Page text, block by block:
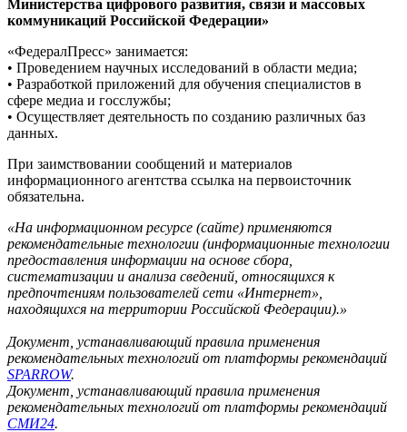
Министерства цифрового развития, связи и массовых
коммуникаций Российской Федерации»
«ФедералПресс» занимается:
• Проведением научных исследований в области медиа;
• Разработкой приложений для обучения специалистов в
сфере медиа и госслужбы;
• Осуществляет деятельность по созданию различных баз
данных.
При заимствовании сообщений и материалов
информационного агентства ссылка на первоисточник
обязательна.
«На информационном ресурсе (сайте) применяются
рекомендательные технологии (информационные технологии
предоставления информации на основе сбора,
систематизации и анализа сведений, относящихся к
предпочтениям пользователей сети «Интернет»,
находящихся на территории Российской Федерации).»
Документ, устанавливающий правила применения
рекомендательных технологий от платформы рекомендаций
SPARROW.
Документ, устанавливающий правила применения
рекомендательных технологий от платформы рекомендаций
СМИ24.